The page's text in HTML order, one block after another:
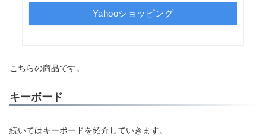
Yahooショッピング
こちらの商品です。
キーボード
続いてはキーボードを紹介していきます。